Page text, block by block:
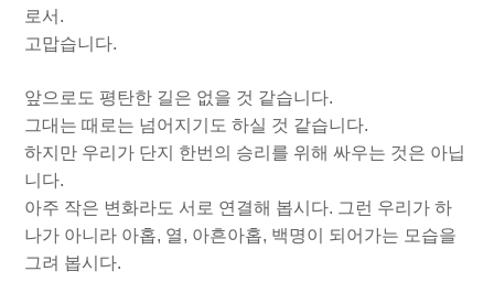
로서.
고맙습니다.
앞으로도 평탄한 길은 없을 것 같습니다.
그대는 때로는 넘어지기도 하실 것 같습니다.
하지만 우리가 단지 한번의 승리를 위해 싸우는 것은 아닙
니다.
아주 작은 변화라도 서로 연결해 봅시다. 그런 우리가 하
나가 아니라 아홉, 열, 아흔아홉, 백명이 되어가는 모습을
그려 봅시다.